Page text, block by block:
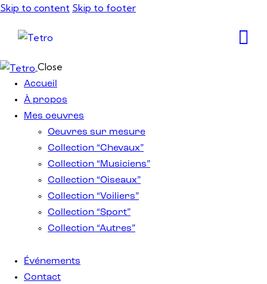
Skip to content Skip to footer
Close
Accueil
À propos
Mes oeuvres
Oeuvres sur mesure
Collection “Chevaux”
Collection “Musiciens”
Collection “Oiseaux”
Collection “Voiliers”
Collection “Sport”
Collection “Autres”
Événements
Contact